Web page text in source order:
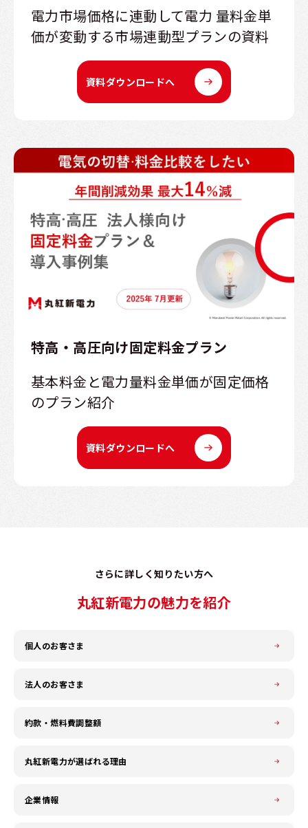
電力市場価格に連動して電力 量料金単
価が変動する市場連動型プランの資料
資料ダウンロードへ
特高・高圧向け固定料金プラン
基本料金と電力量料金単価が固定価格
のプラン紹介
資料ダウンロードへ
さらに詳しく知りたい方へ
丸紅新電力の魅力を紹介
個人のお客さま
法人のお客さま
約款・燃料費調整額
丸紅新電力が選ばれる理由
企業情報